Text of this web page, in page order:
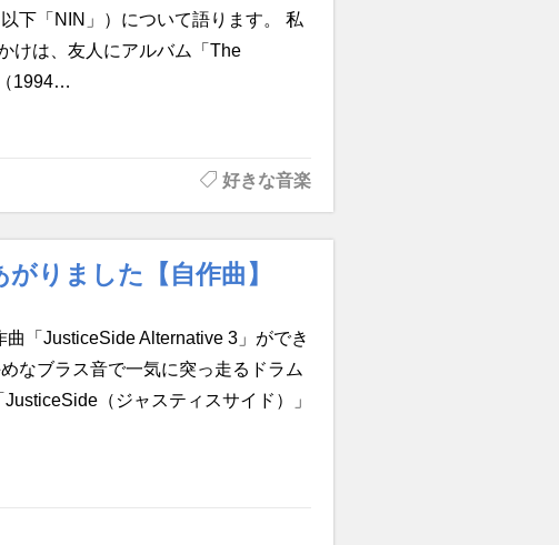
下「NIN」）について語ります。 私
けは、友人にアルバム「The
1994…
好きな音楽
りました【自作曲】
曲「JusticeSide Alternative 3」ができ
なブラス音で一気に突っ走るドラム
（ジャスティスサイド）」